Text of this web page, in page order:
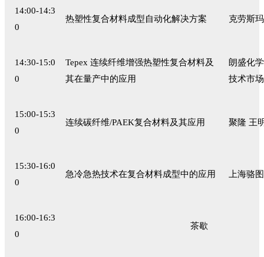
14:00-14:3
0
热塑性复合材料成型自动化解决方案 克劳斯
14:30-15:0
0
Tepex 连续纤维增强热塑性复合材料及
其在量产中的应用
朗盛化
技术市
15:00-15:3
0
连续碳纤维/PAEK复合材料及其应用 聚隆 王
15:30-16:0
0
急冷急热技术在复合材料成型中的应用 上海骆
16:00-16:3
0
茶歇